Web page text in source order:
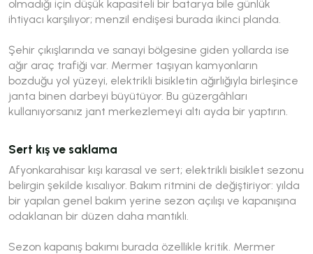
olmadığı için düşük kapasiteli bir batarya bile günlük
ihtiyacı karşılıyor; menzil endişesi burada ikinci planda.
Şehir çıkışlarında ve sanayi bölgesine giden yollarda ise
ağır araç trafiği var. Mermer taşıyan kamyonların
bozduğu yol yüzeyi, elektrikli bisikletin ağırlığıyla birleşince
janta binen darbeyi büyütüyor. Bu güzergâhları
kullanıyorsanız jant merkezlemeyi altı ayda bir yaptırın.
Sert kış ve saklama
Afyonkarahisar kışı karasal ve sert; elektrikli bisiklet sezonu
belirgin şekilde kısalıyor. Bakım ritmini de değiştiriyor: yılda
bir yapılan genel bakım yerine sezon açılışı ve kapanışına
odaklanan bir düzen daha mantıklı.
Sezon kapanış bakımı burada özellikle kritik. Mermer